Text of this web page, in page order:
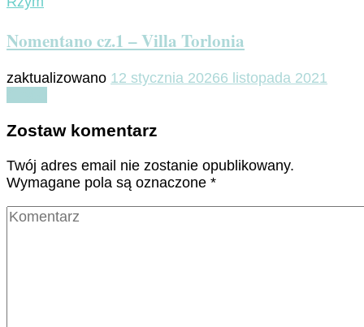
Nomentano cz.1 – Villa Torlonia
zaktualizowano 12 stycznia 20266 listopada 2021
Zostaw komentarz
Twój adres email nie zostanie opublikowany.
Wymagane pola są oznaczone *